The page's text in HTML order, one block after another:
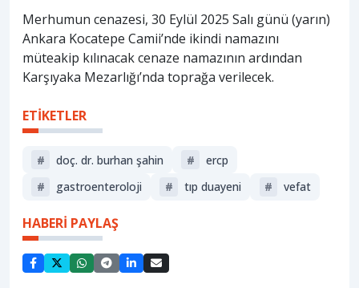
Merhumun cenazesi, 30 Eylül 2025 Salı günü (yarın)
Ankara Kocatepe Camii’nde ikindi namazını
müteakip kılınacak cenaze namazının ardından
Karşıyaka Mezarlığı’nda toprağa verilecek.
ETİKETLER
# doç. dr. burhan şahin #
ercp
#
gastroenteroloji # tıp duayeni # vefat
HABERİ PAYLAŞ